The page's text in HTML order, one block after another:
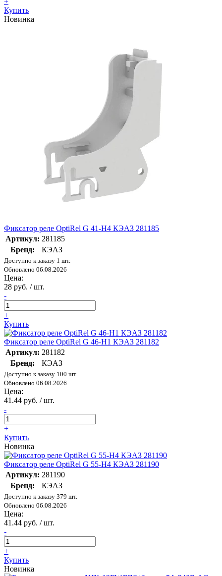
Купить
Новинка
Фиксатор реле OptiRel G 41-H4 КЭАЗ 281185
Артикул: 281185
Бренд:
КЭАЗ
Доступно к заказу 1 шт.
Обновлено 06.08.2026
Цена:
28 руб. / шт.
-
+
Купить
Фиксатор реле OptiRel G 46-H1 КЭАЗ 281182
Артикул: 281182
Бренд:
КЭАЗ
Доступно к заказу 100 шт.
Обновлено 06.08.2026
Цена:
41.44 руб. / шт.
-
+
Купить
Новинка
Фиксатор реле OptiRel G 55-H4 КЭАЗ 281190
Артикул: 281190
Бренд:
КЭАЗ
Доступно к заказу 379 шт.
Обновлено 06.08.2026
Цена:
41.44 руб. / шт.
-
+
Купить
Новинка